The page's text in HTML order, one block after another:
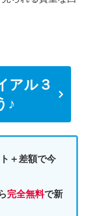
アル３
♪
＋差額で今
完全無料で新